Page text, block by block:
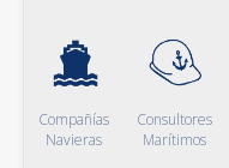
Compañías
Navieras
Consultores
Marítimos